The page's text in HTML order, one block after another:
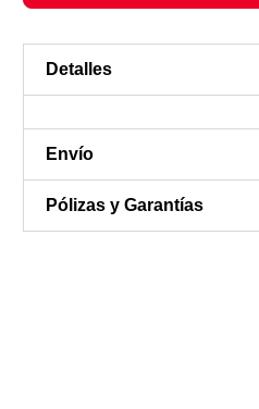
Detalles
Envío
Pólizas y Garantías